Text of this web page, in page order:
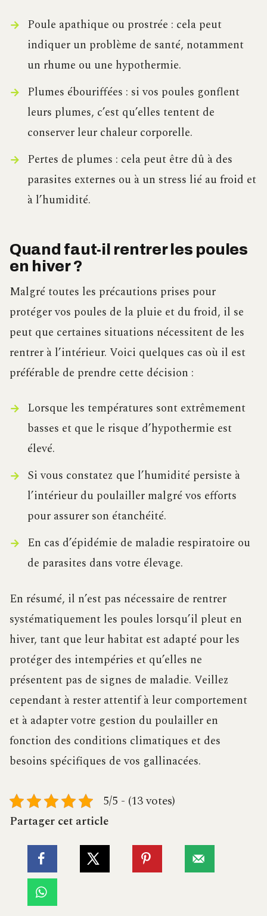
Poule apathique ou prostrée : cela peut
indiquer un problème de santé, notamment
un rhume ou une hypothermie.
Plumes ébouriffées : si vos poules gonflent
leurs plumes, c’est qu’elles tentent de
conserver leur chaleur corporelle.
Pertes de plumes : cela peut être dû à des
parasites externes ou à un stress lié au froid et
à l’humidité.
Quand faut-il rentrer les poules
en hiver ?
Malgré toutes les précautions prises pour
protéger vos poules de la pluie et du froid, il se
peut que certaines situations nécessitent de les
rentrer à l’intérieur. Voici quelques cas où il est
préférable de prendre cette décision :
Lorsque les températures sont extrêmement
basses et que le risque d’hypothermie est
élevé.
Si vous constatez que l’humidité persiste à
l’intérieur du poulailler malgré vos efforts
pour assurer son étanchéité.
En cas d’épidémie de maladie respiratoire ou
de parasites dans votre élevage.
En résumé, il n’est pas nécessaire de rentrer
systématiquement les poules lorsqu’il pleut en
hiver, tant que leur habitat est adapté pour les
protéger des intempéries et qu’elles ne
présentent pas de signes de maladie. Veillez
cependant à rester attentif à leur comportement
et à adapter votre gestion du poulailler en
fonction des conditions climatiques et des
besoins spécifiques de vos gallinacées.
5/5 - (13 votes)
Partager cet article